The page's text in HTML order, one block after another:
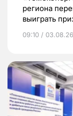
региона
выиграть
09:10 / 03.08.26